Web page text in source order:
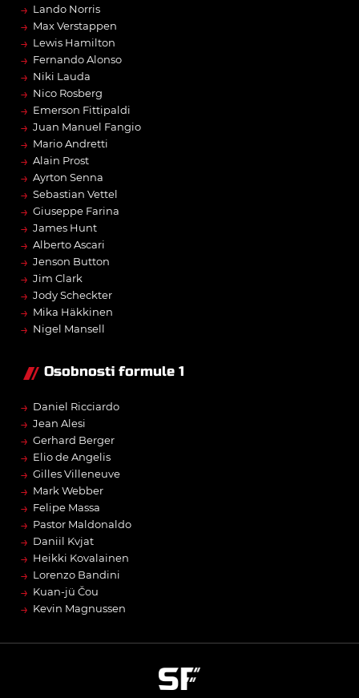
→ Lando Norris
→ Max Verstappen
→ Lewis Hamilton
→ Fernando Alonso
→ Niki Lauda
→ Nico Rosberg
→ Emerson Fittipaldi
→ Juan Manuel Fangio
→ Mario Andretti
→ Alain Prost
→ Ayrton Senna
→ Sebastian Vettel
→ Giuseppe Farina
→ James Hunt
→ Alberto Ascari
→ Jenson Button
→ Jim Clark
→ Jody Scheckter
→ Mika Häkkinen
→ Nigel Mansell
Osobnosti formule 1
→ Daniel Ricciardo
→ Jean Alesi
→ Gerhard Berger
→ Elio de Angelis
→ Gilles Villeneuve
→ Mark Webber
→ Felipe Massa
→ Pastor Maldonaldo
→ Daniil Kvjat
→ Heikki Kovalainen
→ Lorenzo Bandini
→ Kuan-jü Čou
→ Kevin Magnussen